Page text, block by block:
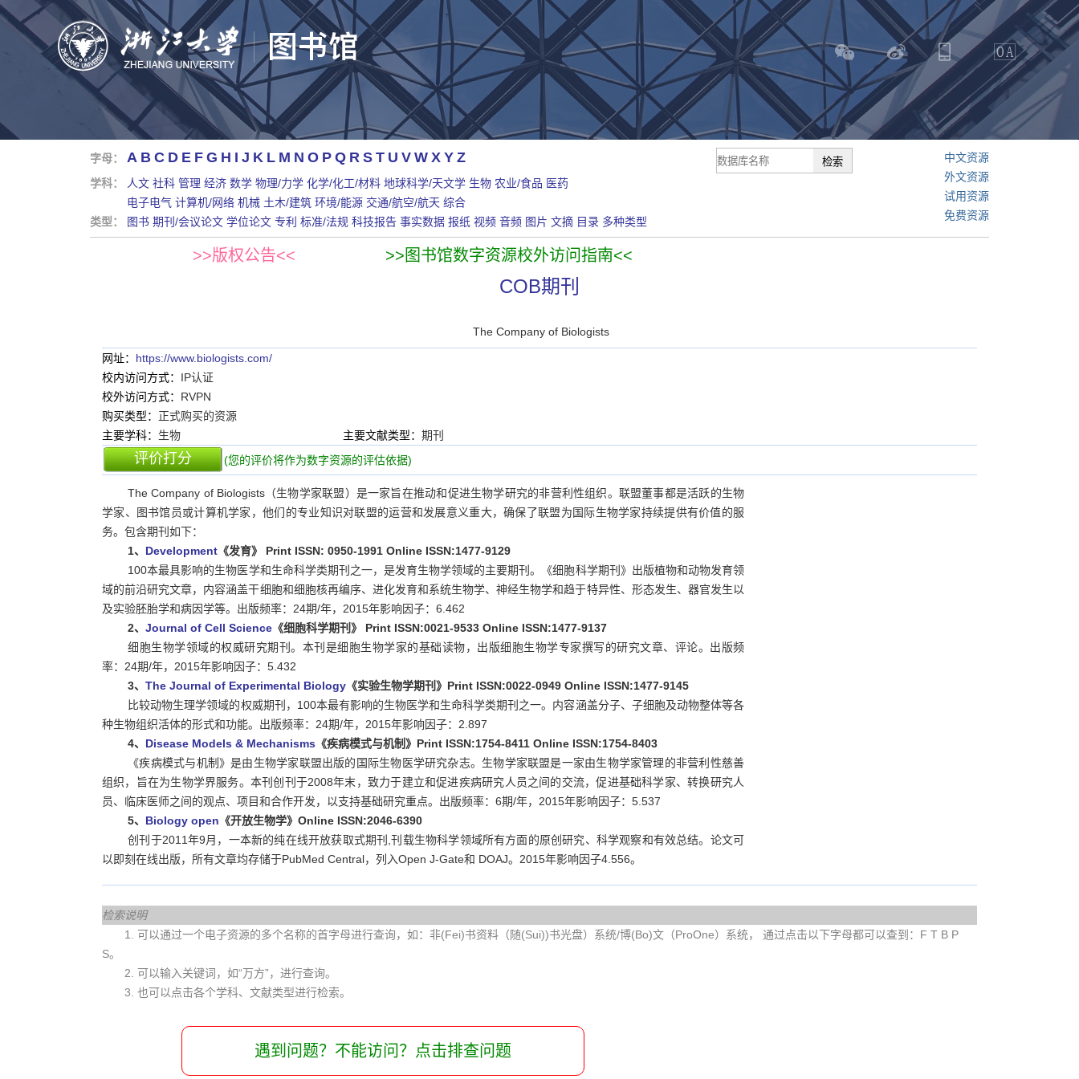
字母： A B C D E F G H I J K L M N O P Q R S T U V W X Y Z
学科： 人文 社科 管理 经济 数学 物理/力学 化学/化工/材料 地球科学/天文学 生物 农业/食品 医药
电子电气 计算机/网络 机械 土木/建筑 环境/能源 交通/航空/航天 综合
类型：
图书 期刊/会议论文 学位论文 专利 标准/法规 科技报告 事实数据 报纸 视频 音频 图片 文摘 目录 多种类型
中文资源
外文资源
试用资源
免费资源
>>版权公告<< >>图书馆数字资源校外访问指南<<
COB期刊
The Company of Biologists
网址： https://www.biologists.com/
校内访问方式： IP认证
校外访问方式： RVPN
购买类型： 正式购买的资源
主要学科： 生物 主要文献类型： 期刊
评价打分 (您的评价将作为数字资源的评估依据)
The Company of Biologists（生物学家联盟）是一家旨在推动和促进生物学研究的非营利性组织。联盟董事都是活跃的生物
学家、图书馆员或计算机学家，他们的专业知识对联盟的运营和发展意义重大，确保了联盟为国际生物学家持续提供有价值的服
务。包含期刊如下：
1、 Development 《发育》 Print ISSN: 0950-1991 Online ISSN:1477-9129
100本最具影响的生物医学和生命科学类期刊之一，是发育生物学领域的主要期刊。《细胞科学期刊》出版植物和动物发育领
域的前沿研究文章，内容涵盖干细胞和细胞核再编序、进化发育和系统生物学、神经生物学和趋于特异性、形态发生、器官发生以
及实验胚胎学和病因学等。出版频率：24期/年，2015年影响因子：6.462
2、Journal of Cell Science 《细胞科学期刊》 Print ISSN:0021-9533 Online ISSN:1477-9137
细胞生物学领域的权威研究期刊。本刊是细胞生物学家的基础读物，出版细胞生物学专家撰写的研究文章、评论。出版频
率：24期/年，2015年影响因子：5.432
3、The Journal of Experimental Biology 《实验生物学期刊》Print ISSN:0022-0949 Online ISSN:1477-9145
比较动物生理学领域的权威期刊，100本最有影响的生物医学和生命科学类期刊之一。内容涵盖分子、子细胞及动物整体等各
种生物组织活体的形式和功能。出版频率：24期/年，2015年影响因子：2.897
4、 Disease Models & Mechanisms 《疾病模式与机制》Print ISSN:1754-8411 Online ISSN:1754-8403
《疾病模式与机制》是由生物学家联盟出版的国际生物医学研究杂志。生物学家联盟是一家由生物学家管理的非营利性慈善
组织，旨在为生物学界服务。本刊创刊于2008年末，致力于建立和促进疾病研究人员之间的交流，促进基础科学家、转换研究人
员、临床医师之间的观点、项目和合作开发，以支持基础研究重点。出版频率：6期/年，2015年影响因子：5.537
5、 Biology open 《开放生物学》Online ISSN:2046-6390
创刊于2011年9月，一本新的纯在线开放获取式期刊,刊载生物科学领域所有方面的原创研究、科学观察和有效总结。论文可
以即刻在线出版，所有文章均存储于PubMed Central，列入Open J-Gate和 DOAJ。2015年影响因子4.556。
检索说明
1. 可以通过一个电子资源的多个名称的首字母进行查询，如：非(Fei)书资料（随(Sui))书光盘）系统/博(Bo)文（ProOne）系统， 通过点击以下字母都可以查到：F T B P
S。
2. 可以输入关键词，如“万方”，进行查询。
3. 也可以点击各个学科、文献类型进行检索。
遇到问题？不能访问？点击排查问题